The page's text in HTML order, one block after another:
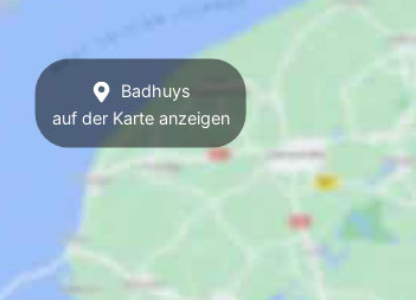
Badhuys
auf der Karte anzeigen